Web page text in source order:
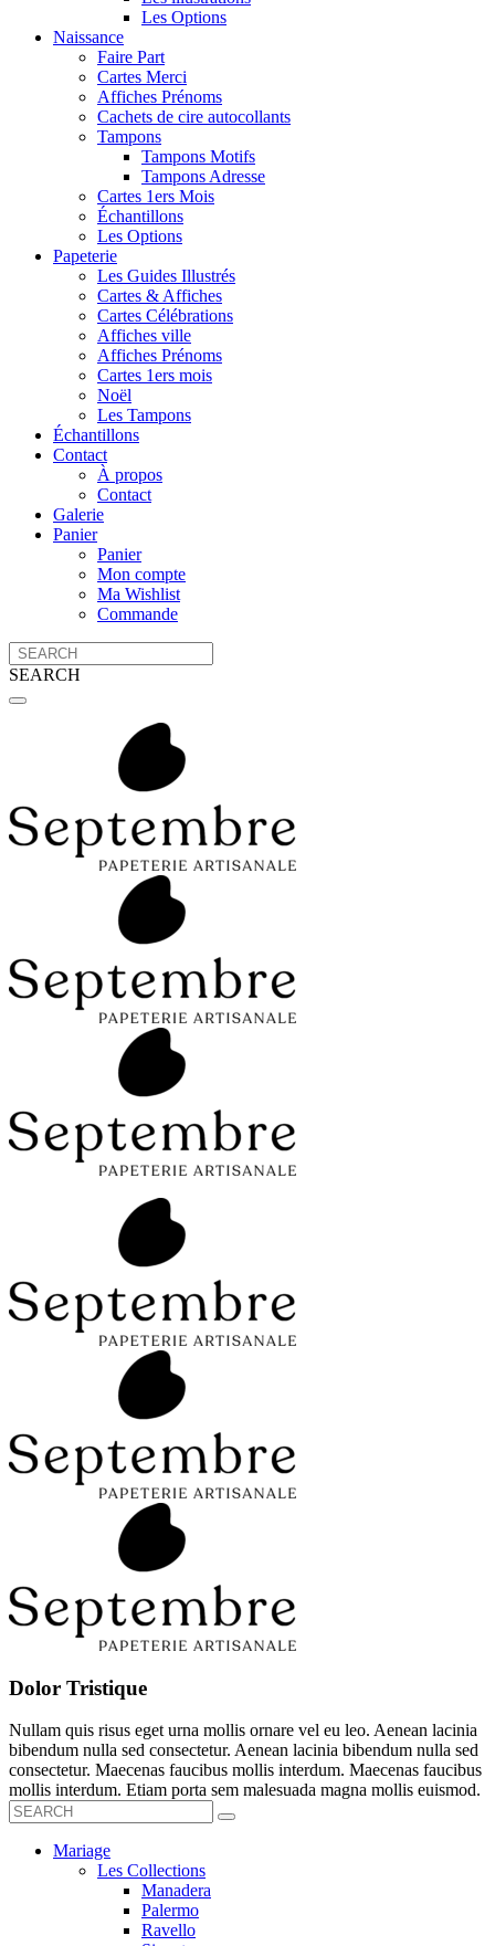
Les Options
Naissance
Faire Part
Cartes Merci
Affiches Prénoms
Cachets de cire autocollants
Tampons
Tampons Motifs
Tampons Adresse
Cartes 1ers Mois
Échantillons
Les Options
Papeterie
Les Guides Illustrés
Cartes & Affiches
Cartes Célébrations
Affiches ville
Affiches Prénoms
Cartes 1ers mois
Noël
Les Tampons
Échantillons
Contact
À propos
Contact
Galerie
Panier
Panier
Mon compte
Ma Wishlist
Commande
SEARCH
Dolor Tristique
Nullam quis risus eget urna mollis ornare vel eu leo. Aenean lacinia
bibendum nulla sed consectetur. Aenean lacinia bibendum nulla sed
consectetur. Maecenas faucibus mollis interdum. Maecenas faucibus
mollis interdum. Etiam porta sem malesuada magna mollis euismod.
Mariage
Les Collections
Manadera
Palermo
Ravello